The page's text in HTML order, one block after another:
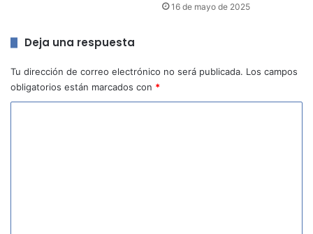
16 de mayo de 2025
Deja una respuesta
Tu dirección de correo electrónico no será publicada. Los campos
obligatorios están marcados con *